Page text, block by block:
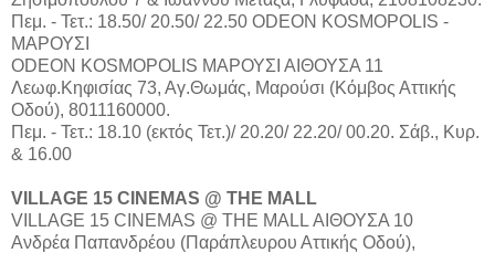
Πεμ. - Τετ.: 18.50/ 20.50/ 22.50 ODEON KOSMOPOLIS -
ΜΑΡΟΥΣΙ
ODEON KOSMOPOLIS ΜΑΡΟΥΣΙ ΑΙΘΟΥΣΑ 11
Λεωφ.Κηφισίας 73, Αγ.Θωμάς, Μαρούσι (Κόμβος Αττικής
Οδού), 8011160000.
Πεμ. - Τετ.: 18.10 (εκτός Τετ.)/ 20.20/ 22.20/ 00.20. Σάβ., Κυρ.
& 16.00
VILLAGE 15 CINEMAS @ THE MALL
VILLAGE 15 CINEMAS @ THE MALL ΑΙΘΟΥΣΑ 10
Aνδρέα Παπανδρέου (Παράπλευρου Αττικής Οδού),